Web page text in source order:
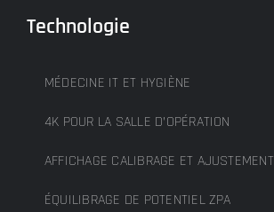
Technologie
MÉDECINE IT ET HYGIÈNE
4K POUR LA SALLE D’OPÉRATION
AFFICHAGE CALIBRAGE ET AJUSTEMENT
ÉQUILIBRAGE DE POTENTIEL ZPA